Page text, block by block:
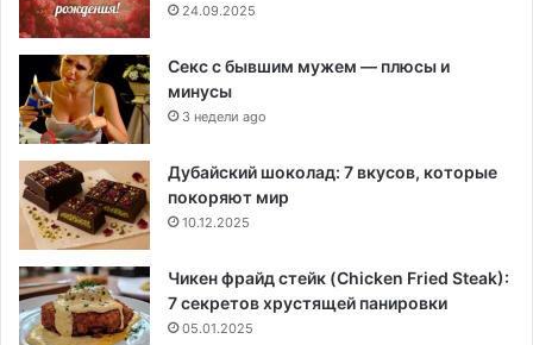
24.09.2025
Секс с бывшим мужем — плюсы и
минусы
3 недели ago
Дубайский шоколад: 7 вкусов, которые
покоряют мир
10.12.2025
Чикен фрайд стейк (Chicken Fried Steak):
7 секретов хрустящей панировки
05.01.2025